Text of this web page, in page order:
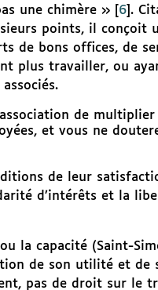
une chimère »[ 6] .
points, il conçoit
de bons offices, de
plus travailler, ou
de
et vous ne
de leur
d’intérêts et la
la capacité (Saint-
de son utilité et de
pas de droit sur le